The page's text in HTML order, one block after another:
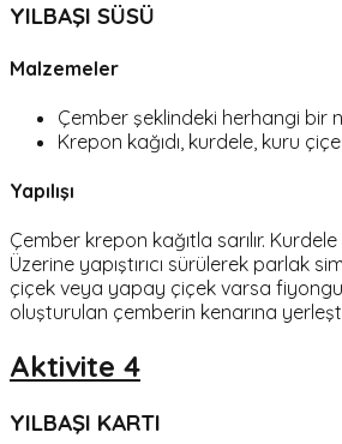
YILBAŞI SÜSÜ
Malzemeler
Çember şeklindeki herhangi bir
Krepon kağıdı, kurdele, kuru
Yapılışı
Çember krepon kağıtla sarılır. Kurdele
Üzerine yapıştırıcı sürülerek parlak
çiçek veya yapay çiçek varsa
oluşturulan çemberin kenarına
Aktivite 4
YILBAŞI KARTI